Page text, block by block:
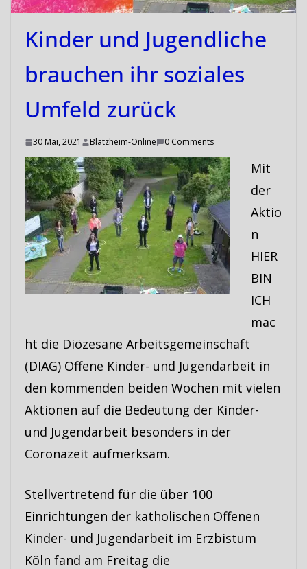
Kinder und Jugendliche
brauchen ihr soziales
Umfeld zurück
30 Mai, 2021 Blatzheim-Online 0 Comments
Mit
der
Aktio
n
HIER
BIN
ICH
mac
ht die Diözesane Arbeitsgemeinschaft
(DIAG) Offene Kinder- und Jugendarbeit in
den kommenden beiden Wochen mit vielen
Aktionen auf die Bedeutung der Kinder-
und Jugendarbeit besonders in der
Coronazeit aufmerksam.
Stellvertretend für die über 100
Einrichtungen der katholischen Offenen
Kinder- und Jugendarbeit im Erzbistum
Köln fand am Freitag die